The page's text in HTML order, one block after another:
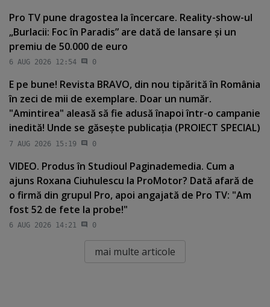
Pro TV pune dragostea la încercare. Reality-show-ul
„Burlacii: Foc în Paradis” are dată de lansare şi un
premiu de 50.000 de euro
6 AUG 2026 12:54 0
E pe bune! Revista BRAVO, din nou tipărită în România
în zeci de mii de exemplare. Doar un număr.
"Amintirea" aleasă să fie adusă înapoi într-o campanie
inedită! Unde se găseşte publicaţia (PROIECT SPECIAL)
7 AUG 2026 15:19 0
VIDEO. Produs în Studioul Paginademedia. Cum a
ajuns Roxana Ciuhulescu la ProMotor? Dată afară de
o firmă din grupul Pro, apoi angajată de Pro TV: "Am
fost 52 de fete la probe!"
6 AUG 2026 14:21 0
mai multe articole